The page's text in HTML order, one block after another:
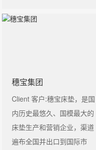
穗宝集团
Client 客户:穗宝床垫，是国
内历史最悠久、国模最大的
床垫生产和营销企业，渠道
遍布全国并出口到国际市